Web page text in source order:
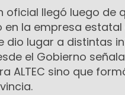
oficial llegó luego de
en la empresa
dio lugar a distintas
el Gobierno
ALTEC sino que